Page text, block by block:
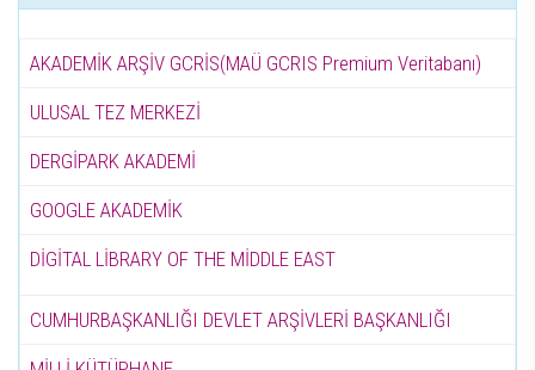
AKADEMİK ARŞİV GCRİS(MAÜ GCRIS Premium Veritabanı)
ULUSAL TEZ MERKEZİ
DERGİPARK AKADEMİ
GOOGLE AKADEMİK
DİGİTAL LİBRARY OF THE MİDDLE EAST
CUMHURBAŞKANLIĞI DEVLET ARŞİVLERİ BAŞKANLIĞI